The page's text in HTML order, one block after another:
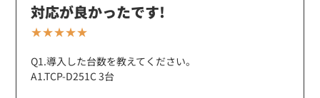
対応が良かったです!
★★★★★
Q1.導入した台数を教えてください。
A1.TCP-D251C 3台